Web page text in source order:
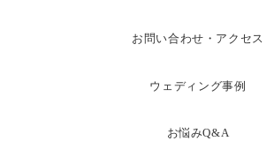
お問い合わせ・アクセス
ウェディング事例
お悩みQ&A